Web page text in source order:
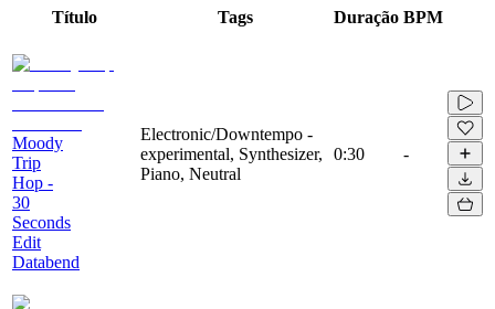
Título Tags Duração BPM
Moody
Trip
Hop -
30
Seconds
Edit
Databend
Electronic/Downtempo -
experimental, Synthesizer,
Piano, Neutral
0:30 -